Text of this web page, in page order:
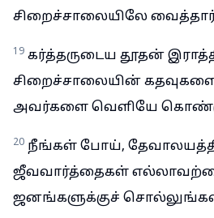
சிறைச்சாலையிலே
19 கர்த்தருடைய தூதன்
சிறைச்சாலையின்
அவர்களை வெளியே
20 நீங்கள் போய்,
ஜீவவார்த்தைகள்
ஜனங்களுக்குச்